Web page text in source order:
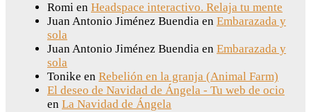
Romi en Headspace interactivo. Relaja tu mente
Juan Antonio Jiménez Buendia en Embarazada y
sola
Juan Antonio Jiménez Buendia en Embarazada y
sola
Tonike en Rebelión en la granja (Animal Farm)
El deseo de Navidad de Ángela - Tu web de ocio
en La Navidad de Ángela